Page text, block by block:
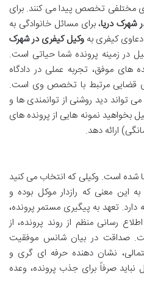
مختلفی تخصص پیدا می کنند. برای
شهرک دریا، برای مسائل خانوادگی به
کیفری به وکیل کیفری در شهرک
در زمینه پرونده شما حیاتی است.
های موفق، تجربه عملی در دادگاه
قضایی مرتبط با تخصص وی است.
تواند دید روشنی از توانمندی ها و
بخواهید نمونه هایی از پرونده های
ارائه دهد.
شده است. وکیلی که انتخاب می کنید
این معنی که رازدار موکل بوده و
دارد. تعهد به پیگیری مستمر پرونده،
رسانی منظم از روند پرونده، از
صداقت در بیان شانس موفقیت
نشان دهنده حرفه ای گری و
صرفاً برای جذب پرونده، وعده